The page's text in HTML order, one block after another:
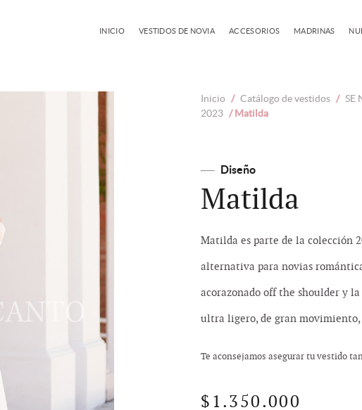
INICIO VESTIDOS DE NOVIA ACCESORIOS MADRINAS
Inicio / Catálogo de vestidos / SE
2023 / Matilda
Diseño
Matilda
Matilda es parte de la colección
alternativa para novias
acorazonado off the shoulder y
ultra ligero, de gran
Te aconsejamos asegurar tu vestido
$ 1.350.000